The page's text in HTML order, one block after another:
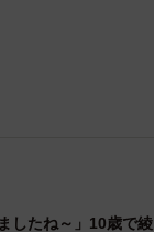
ましたね～」10歳で綾